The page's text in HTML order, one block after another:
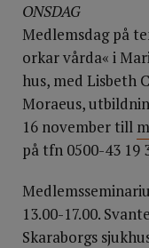
ONSDAG
Medlemsdag på
orkar vårda« i
hus, med Lisbeth
Moraeus,
16 november till
på tfn 0500-43 19
13.00-17.00.
Skaraborgs